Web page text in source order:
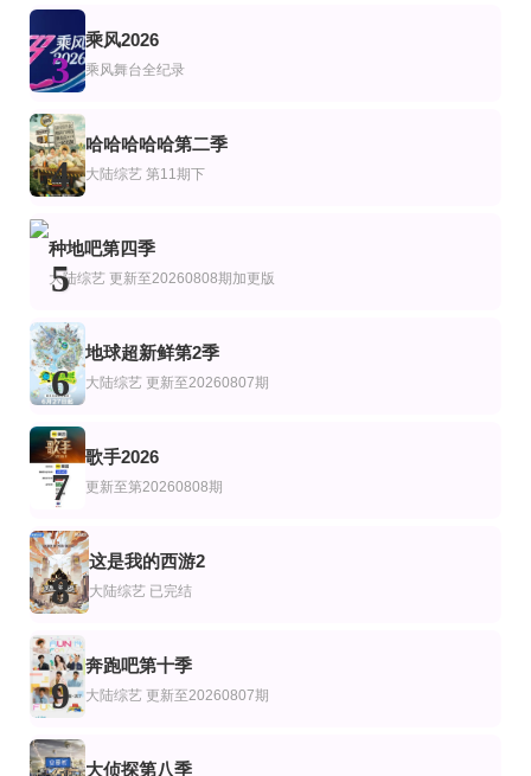
罗德岛娇妻
最终餐桌
百万美元保姆
第20260702期
我们有救了
第7集
女主角？圣女？不，我是杂役女仆(自豪)！
宫本侑芽,大久保瑠美,日笠阳子,天崎滉平,小野友树,堀江瞬,仲村宗悟
第7期
血战X
李尚敏,洪榛浩,박지민,곽범,서출구,하승진
第6集
中国通史·精编版
第4期
GNZ48十周年《拾忆》纪念片
已完结
恋爱实验室
查尔斯,李周宪
3
乘风2026
乘风舞台全纪录
4
哈哈哈哈哈第二季
大陆综艺 第11期下
5
种地吧第四季
大陆综艺 更新至20260808期加更版
6
地球超新鲜第2季
大陆综艺 更新至20260807期
7
歌手2026
更新至第20260808期
8
这是我的西游2
大陆综艺 已完结
9
奔跑吧第十季
大陆综艺 更新至20260807期
大侦探第八季